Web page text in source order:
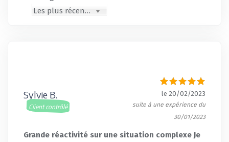
Les plus récents en premier
Sylvie B.
Client contrôlé
le 20/02/2023
suite à une expérience du
30/01/2023
Grande réactivité sur une situation complexe Je